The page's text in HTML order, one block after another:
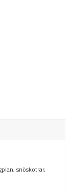
snöskotrar,